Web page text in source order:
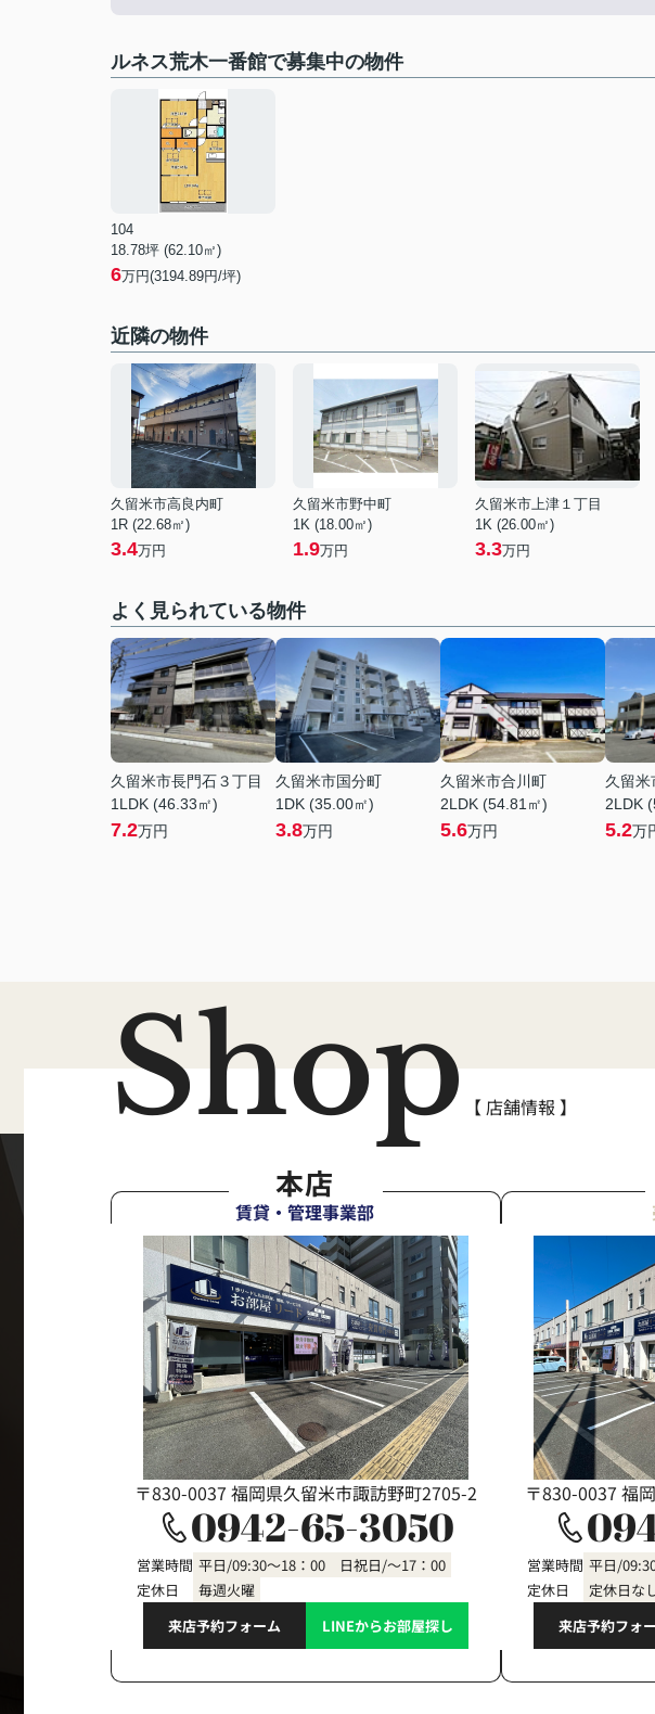
ルネス荒木一番館で募集中の物件
104
18.78坪 (62.10㎡)
6万円(3194.89円/坪)
近隣の物件
久留米市高良内町
1R (22.68㎡)
3.4万円
久留米市野中町
1K (18.00㎡)
1.9万円
久留米市上津１丁目
1K (26.00㎡)
3.3万円
よく見られている物件
久留米市長門石３丁目
1LDK (46.33㎡)
7.2万円
久留米市国分町
1DK (35.00㎡)
3.8万円
久留米市合川町
2LDK (54.81㎡)
5.6万円
久留米
2LDK
5.2万
Shop 【 店舗情報 】
本店
賃貸・管理事業部
〒830-0037 福岡県久留米市諏訪野町2705-2
0942-65-3050
営業時間 平日/09:30～18：00 日祝日/～17：00
定休日
毎週火曜
来店予約フォーム
LINEからお部屋探し
〒830-0037 福
営業時間 平日/
定休日
定休日な
来店予約フォ